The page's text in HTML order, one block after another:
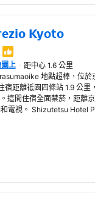
Kyoto
上
距中心 1.6 公里
地點超棒，位於
宿距離祗園四條站 1.9 公里
這間住宿全面禁菸，距離
電視。 Shizutetsu Hotel